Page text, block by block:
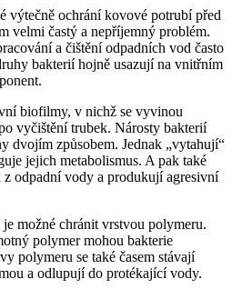
výtečně ochrání kovové potrubí před
velmi častý a nepříjemný problém.
a čištění odpadních vod často
bakterií hojně usazují na vnitřním
biofilmy, v nichž se vyvinou
vyčištění trubek. Nárosty bakterií
dvojím způsobem. Jednak „vytahují“
jejich metabolismus. A pak také
odpadní vody a produkují agresivní
možné chránit vrstvou polymeru.
polymer mohou bakterie
polymeru se také časem stávají
a odlupují do protékající vody.